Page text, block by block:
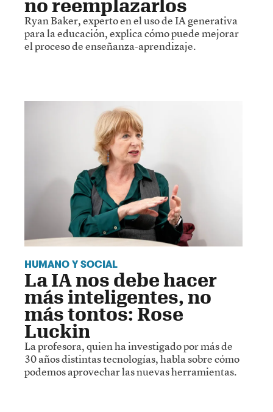
no reemplazarlos
Ryan Baker, experto en el uso de IA generativa
para la educación, explica cómo puede mejorar
el proceso de enseñanza-aprendizaje.
HUMANO Y SOCIAL
La IA nos debe hacer
más inteligentes, no
más tontos: Rose
Luckin
La profesora, quien ha investigado por más de
30 años distintas tecnologías, habla sobre cómo
podemos aprovechar las nuevas herramientas.